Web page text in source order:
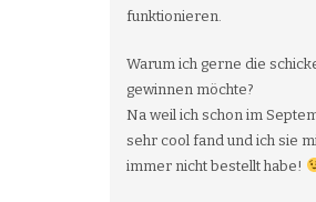
funktionieren.
Warum ich gerne die
gewinnen möchte?
Na weil ich schon im
sehr cool fand und ich sie
immer nicht bestellt habe!